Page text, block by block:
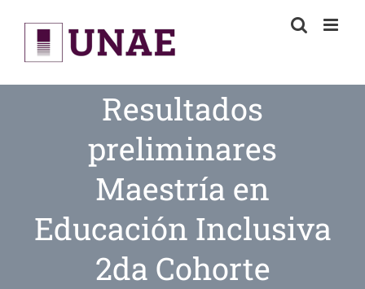
content
Resultados
preliminares
Maestría en
Educación Inclusiva
2da Cohorte